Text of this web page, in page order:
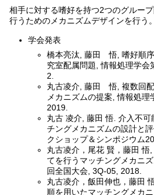
相手に対する嗜好を持つ2つのグルー
行うためのメカニズムデザインを行う。
学会発表
橋本亮汰, 藤田 悟, 嗜好順
究室配属問題, 情報処理学
2.
丸古凌介, 藤田 悟, 複数回
メカニズムの提案, 情報処理
2019.
丸古 凌介, 藤田 悟. 介入不
チングメカニズムの設計と
クショップ＆シンポジウム
丸古凌介，尾花 賢，藤田 悟
てを行うマッチングメカニ
回全国大会, 3Q-05, 2018.
丸古凌介，飯田伸也，藤田
順を用いたマッチングメカ